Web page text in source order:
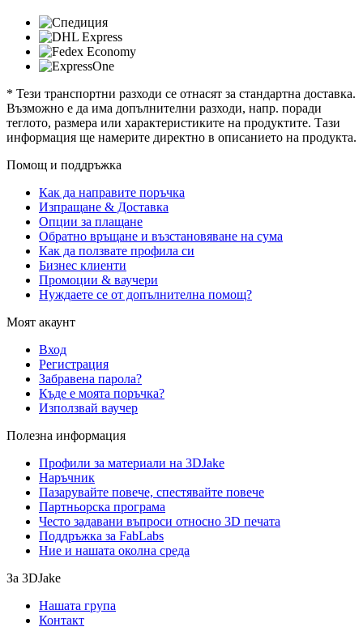
* Тези транспортни разходи се отнасят за стандартна доставка.
Възможно е да има допълнителни разходи, напр. поради
теглото, размера или характеристиките на продуктите. Тази
информация ще намерите директно в описанието на продукта.
Помощ и поддръжка
Как да направите поръчка
Изпращане & Доставка
Опции за плащане
Обратно връщане и възстановяване на сума
Как да ползвате профила си
Бизнес клиенти
Промоции & ваучери
Нуждаете се от допълнителна помощ?
Моят акаунт
Вход
Регистрация
Забравена парола?
Къде е моята поръчка?
Използвай ваучер
Полезна информация
Профили за материали на 3DJake
Наръчник
Пазарувайте повече, спестявайте повече
Партньорска програма
Често задавани въпроси относно 3D печата
Поддръжка за FabLabs
Ние и нашата околна среда
За 3DJake
Нашата група
Контакт